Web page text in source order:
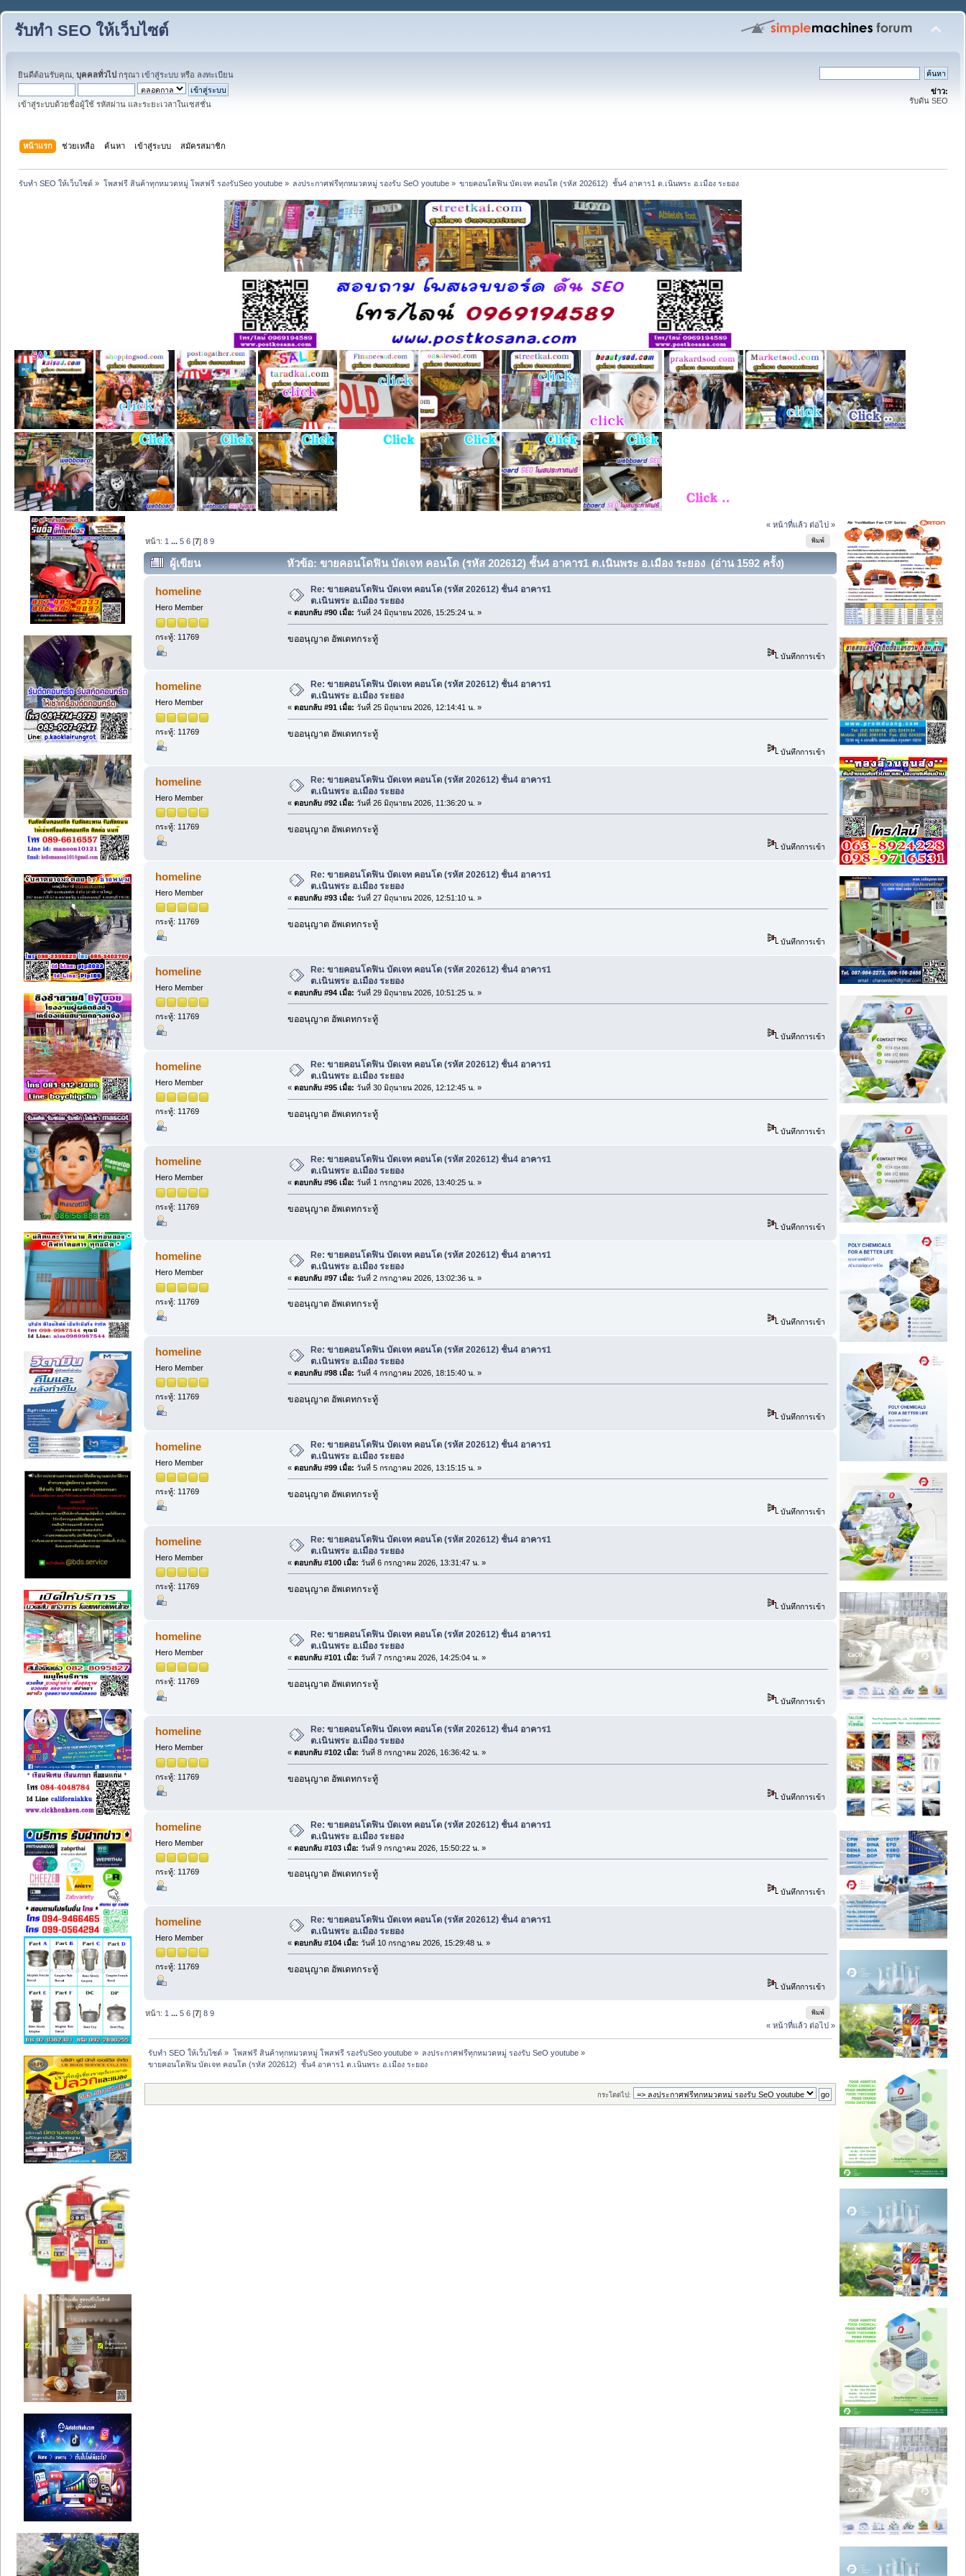
รับทำ SEO ให้เว็บไซต์
ยินดีต้อนรับคุณ, บุคคลทั่วไป กรุณา เข้าสู่ระบบ หรือ ลงทะเบียน
เข้าสู่ระบบด้วยชื่อผู้ใช้ รหัสผ่าน และระยะเวลาในเซสชั่น
ข่าว:
รับดัน SEO
หน้าแรก ช่วยเหลือ ค้นหา เข้าสู่ระบบ สมัครสมาชิก
รับทำ SEO ให้เว็บไซต์ » โพสฟรี สินค้าทุกหมวดหมู่ โพสฟรี รองรับSeo youtube» ลงประกาศฟรีทุกหมวดหมู่ รองรับ SeO youtube» ขายคอนโดฟิน บัดเจท คอนโด (รหัส 202612)  ชั้น4 อาคาร1 ต.เนินพระ อ.เมือง ระยอง
« หน้าที่แล้ว ต่อไป »
พิมพ์
หน้า: 1 ...5 6 [7]8 9
ผู้เขียน หัวข้อ: ขายคอนโดฟิน บัดเจท คอนโด (รหัส 202612) ชั้น4 อาคาร1 ต.เนินพระ อ.เมือง ระยอง (อ่าน 1592 ครั้ง)
homeline
Hero Member
กระทู้: 11769
Re: ขายคอนโดฟิน บัดเจท คอนโด (รหัส 202612) ชั้น4 อาคาร1
ต.เนินพระ อ.เมือง ระยอง
« ตอบกลับ #90 เมื่อ: วันที่ 24 มิถุนายน 2026, 15:25:24 น. »
ขออนุญาต อัพเดทกระทู้
บันทึกการเข้า
homeline
Hero Member
กระทู้: 11769
Re: ขายคอนโดฟิน บัดเจท คอนโด (รหัส 202612) ชั้น4 อาคาร1
ต.เนินพระ อ.เมือง ระยอง
« ตอบกลับ #91 เมื่อ: วันที่ 25 มิถุนายน 2026, 12:14:41 น. »
ขออนุญาต อัพเดทกระทู้
บันทึกการเข้า
homeline
Hero Member
กระทู้: 11769
Re: ขายคอนโดฟิน บัดเจท คอนโด (รหัส 202612) ชั้น4 อาคาร1
ต.เนินพระ อ.เมือง ระยอง
« ตอบกลับ #92 เมื่อ: วันที่ 26 มิถุนายน 2026, 11:36:20 น. »
ขออนุญาต อัพเดทกระทู้
บันทึกการเข้า
homeline
Hero Member
กระทู้: 11769
Re: ขายคอนโดฟิน บัดเจท คอนโด (รหัส 202612) ชั้น4 อาคาร1
ต.เนินพระ อ.เมือง ระยอง
« ตอบกลับ #93 เมื่อ: วันที่ 27 มิถุนายน 2026, 12:51:10 น. »
ขออนุญาต อัพเดทกระทู้
บันทึกการเข้า
homeline
Hero Member
กระทู้: 11769
Re: ขายคอนโดฟิน บัดเจท คอนโด (รหัส 202612) ชั้น4 อาคาร1
ต.เนินพระ อ.เมือง ระยอง
« ตอบกลับ #94 เมื่อ: วันที่ 29 มิถุนายน 2026, 10:51:25 น. »
ขออนุญาต อัพเดทกระทู้
บันทึกการเข้า
homeline
Hero Member
กระทู้: 11769
Re: ขายคอนโดฟิน บัดเจท คอนโด (รหัส 202612) ชั้น4 อาคาร1
ต.เนินพระ อ.เมือง ระยอง
« ตอบกลับ #95 เมื่อ: วันที่ 30 มิถุนายน 2026, 12:12:45 น. »
ขออนุญาต อัพเดทกระทู้
บันทึกการเข้า
homeline
Hero Member
กระทู้: 11769
Re: ขายคอนโดฟิน บัดเจท คอนโด (รหัส 202612) ชั้น4 อาคาร1
ต.เนินพระ อ.เมือง ระยอง
« ตอบกลับ #96 เมื่อ: วันที่ 1 กรกฎาคม 2026, 13:40:25 น. »
ขออนุญาต อัพเดทกระทู้
บันทึกการเข้า
homeline
Hero Member
กระทู้: 11769
Re: ขายคอนโดฟิน บัดเจท คอนโด (รหัส 202612) ชั้น4 อาคาร1
ต.เนินพระ อ.เมือง ระยอง
« ตอบกลับ #97 เมื่อ: วันที่ 2 กรกฎาคม 2026, 13:02:36 น. »
ขออนุญาต อัพเดทกระทู้
บันทึกการเข้า
homeline
Hero Member
กระทู้: 11769
Re: ขายคอนโดฟิน บัดเจท คอนโด (รหัส 202612) ชั้น4 อาคาร1
ต.เนินพระ อ.เมือง ระยอง
« ตอบกลับ #98 เมื่อ: วันที่ 4 กรกฎาคม 2026, 18:15:40 น. »
ขออนุญาต อัพเดทกระทู้
บันทึกการเข้า
homeline
Hero Member
กระทู้: 11769
Re: ขายคอนโดฟิน บัดเจท คอนโด (รหัส 202612) ชั้น4 อาคาร1
ต.เนินพระ อ.เมือง ระยอง
« ตอบกลับ #99 เมื่อ: วันที่ 5 กรกฎาคม 2026, 13:15:15 น. »
ขออนุญาต อัพเดทกระทู้
บันทึกการเข้า
homeline
Hero Member
กระทู้: 11769
Re: ขายคอนโดฟิน บัดเจท คอนโด (รหัส 202612) ชั้น4 อาคาร1
ต.เนินพระ อ.เมือง ระยอง
« ตอบกลับ #100 เมื่อ: วันที่ 6 กรกฎาคม 2026, 13:31:47 น. »
ขออนุญาต อัพเดทกระทู้
บันทึกการเข้า
homeline
Hero Member
กระทู้: 11769
Re: ขายคอนโดฟิน บัดเจท คอนโด (รหัส 202612) ชั้น4 อาคาร1
ต.เนินพระ อ.เมือง ระยอง
« ตอบกลับ #101 เมื่อ: วันที่ 7 กรกฎาคม 2026, 14:25:04 น. »
ขออนุญาต อัพเดทกระทู้
บันทึกการเข้า
homeline
Hero Member
กระทู้: 11769
Re: ขายคอนโดฟิน บัดเจท คอนโด (รหัส 202612) ชั้น4 อาคาร1
ต.เนินพระ อ.เมือง ระยอง
« ตอบกลับ #102 เมื่อ: วันที่ 8 กรกฎาคม 2026, 16:36:42 น. »
ขออนุญาต อัพเดทกระทู้
บันทึกการเข้า
homeline
Hero Member
กระทู้: 11769
Re: ขายคอนโดฟิน บัดเจท คอนโด (รหัส 202612) ชั้น4 อาคาร1
ต.เนินพระ อ.เมือง ระยอง
« ตอบกลับ #103 เมื่อ: วันที่ 9 กรกฎาคม 2026, 15:50:22 น. »
ขออนุญาต อัพเดทกระทู้
บันทึกการเข้า
homeline
Hero Member
กระทู้: 11769
Re: ขายคอนโดฟิน บัดเจท คอนโด (รหัส 202612) ชั้น4 อาคาร1
ต.เนินพระ อ.เมือง ระยอง
« ตอบกลับ #104 เมื่อ: วันที่ 10 กรกฎาคม 2026, 15:29:48 น. »
ขออนุญาต อัพเดทกระทู้
บันทึกการเข้า
พิมพ์
หน้า: 1 ...5 6 [7]8 9
« หน้าที่แล้ว ต่อไป »
รับทำ SEO ให้เว็บไซต์ » โพสฟรี สินค้าทุกหมวดหมู่ โพสฟรี รองรับSeo youtube» ลงประกาศฟรีทุกหมวดหมู่ รองรับ SeO youtube»
ขายคอนโดฟิน บัดเจท คอนโด (รหัส 202612)  ชั้น4 อาคาร1 ต.เนินพระ อ.เมือง ระยอง
กระโดดไป: